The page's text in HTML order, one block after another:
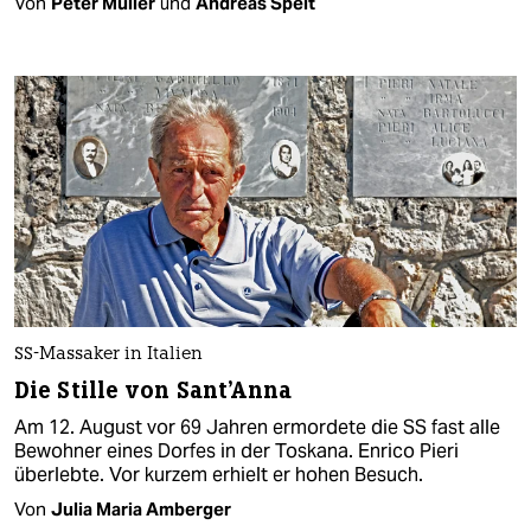
SS-Massaker in Italien
Die Stille von Sant'Anna
Am 12. August vor 69 Jahren ermordete die SS fast alle
Bewohner eines Dorfes in der Toskana. Enrico Pieri
überlebte. Vor kurzem erhielt er hohen Besuch.
Von Julia Maria Amberger